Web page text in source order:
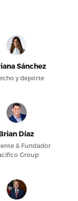
Sánchez
y deporte
Díaz
& Fundador
Group